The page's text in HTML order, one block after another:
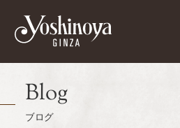
Blog
ブログ